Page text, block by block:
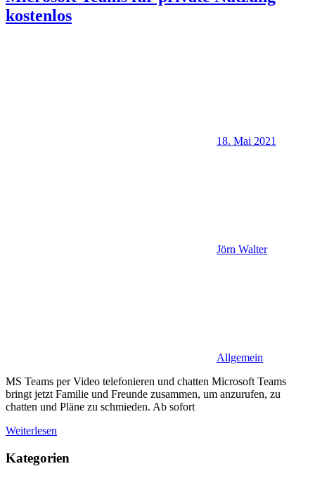
kostenlos
18. Mai 2021
Jörn Walter
Allgemein
MS Teams per Video telefonieren und chatten Microsoft Teams
bringt jetzt Familie und Freunde zusammen, um anzurufen, zu
chatten und Pläne zu schmieden. Ab sofort
Weiterlesen
Kategorien